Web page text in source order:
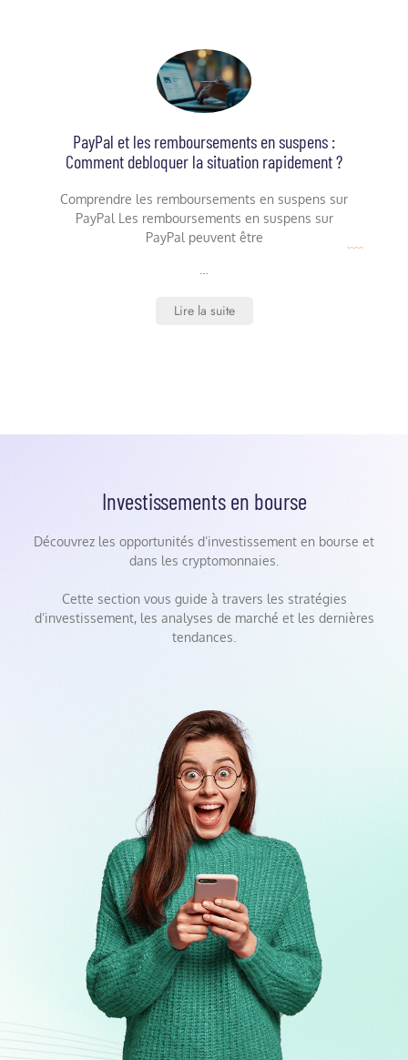
PayPal et les remboursements en suspens :
Comment debloquer la situation rapidement ?
Comprendre les remboursements en suspens sur
PayPal Les remboursements en suspens sur
PayPal peuvent être
Lire la suite
Investissements en bourse
Découvrez les opportunités d’investissement en bourse et
dans les cryptomonnaies.
Cette section vous guide à travers les stratégies
d’investissement, les analyses de marché et les dernières
tendances.